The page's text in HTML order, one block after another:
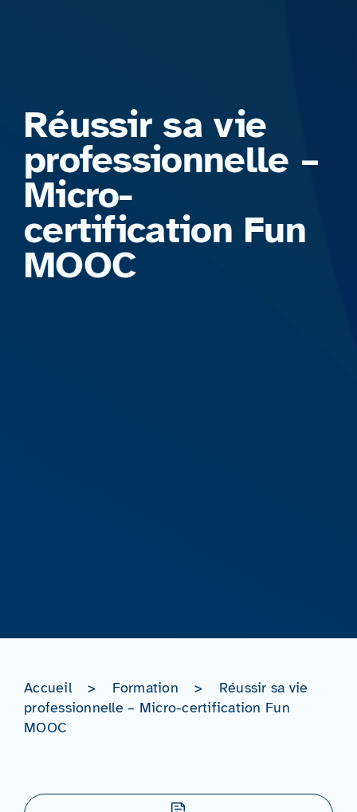
Réussir sa vie
professionnelle –
Micro-
certification Fun
MOOC
Accueil > Formation >
Réussir sa vie
professionnelle – Micro-certification Fun
MOOC